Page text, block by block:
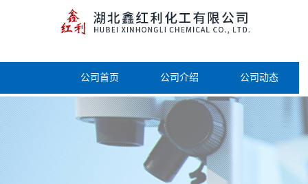
公司首页 公司介绍 公司动态